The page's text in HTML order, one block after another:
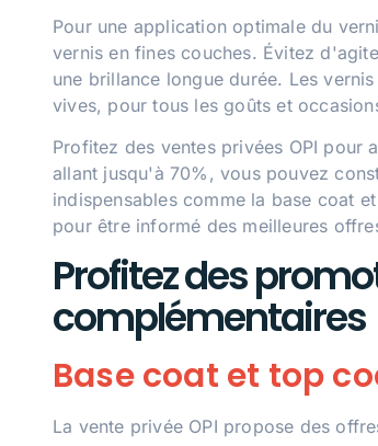
Pour une application optimale du
vernis en fines couches. Évitez
une brillance longue durée. Les
vives, pour tous les goûts et
Profitez des ventes privées OPI pour
allant jusqu'à 70%, vous pouvez
indispensables comme la base coat
pour être informé des meilleures
Profitez des
complémentaires
Base coat et top
La vente privée OPI propose des